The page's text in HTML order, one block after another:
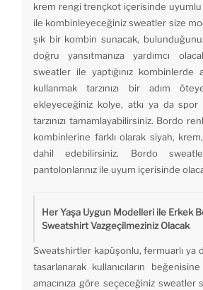
krem rengi trençkot içerisinde uyumlu
ile kombinleyeceğiniz sweatler size
şık bir kombin sunacak,
doğru yansıtmanıza yardımcı
sweatler ile yaptığınız kombinlerde
kullanmak tarzınızı bir adım
ekleyeceğiniz kolye, atkı ya da spor
tarzınızı tamamlayabilirsiniz. Bordo
kombinlerine farklı olarak siyah,
dahil edebilirsiniz. Bordo
pantolonlarınız ile uyum içerisinde
Her Yaşa Uygun Modelleri ile Erkek
Sweatshirt Vazgeçilmeziniz Olacak
Sweatshirtler kapüşonlu, fermuarlı ya
tasarlanarak kullanıcıların
amacınıza göre seçeceğiniz sweatler